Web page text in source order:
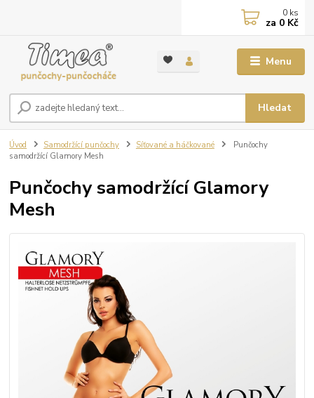
Menu
Hledat
0 ks
za 0 Kč
Úvod Samodržící punčochy Síťované a háčkované
Punčochy
samodržící Glamory Mesh
Punčochy samodržící Glamory
Mesh